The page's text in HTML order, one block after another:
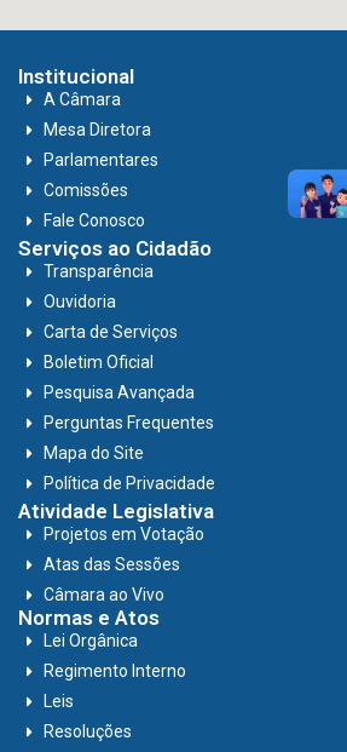
Institucional
A Câmara
Mesa Diretora
Parlamentares
Comissões
Fale Conosco
Serviços ao Cidadão
Transparência
Ouvidoria
Carta de Serviços
Boletim Oficial
Pesquisa Avançada
Perguntas Frequentes
Mapa do Site
Política de Privacidade
Atividade Legislativa
Projetos em Votação
Atas das Sessões
Câmara ao Vivo
Normas e Atos
Lei Orgânica
Regimento Interno
Leis
Resoluções